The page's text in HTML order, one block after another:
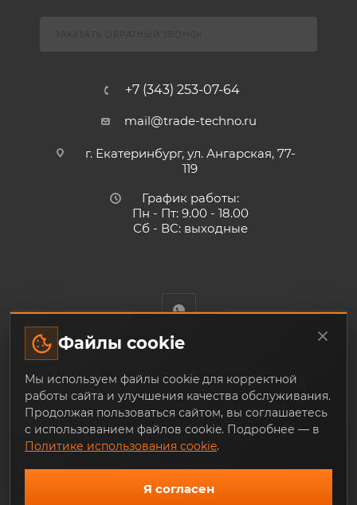
+7 (343) 253-07-64
mail@trade-techno.ru
г. Екатеринбург, ул. Ангарская, 77-
119
График работы:
Пн - Пт: 9.00 - 18.00
Сб - ВС: выходные
инструмента с доставкой по Екатеринбургу и по всей
России, из наличия и под заказ
Файлы cookie
Мы используем файлы cookie для корректной
работы сайта и улучшения качества обслуживания.
Продолжая пользоваться сайтом, вы соглашаетесь
с использованием файлов cookie. Подробнее — в
Политике использования cookie.
Я согласен